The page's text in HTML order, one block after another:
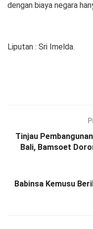
dengan biaya negara
Liputan : Sri Imelda.
Tinjau
Bali, Bamsoet
Babinsa Kemusu